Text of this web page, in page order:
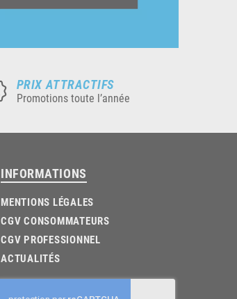
PRIX ATTRACTIFS
Promotions toute l’année
INFORMATIONS
MENTIONS LÉGALES
CGV CONSOMMATEURS
CGV PROFESSIONNEL
ACTUALITÉS